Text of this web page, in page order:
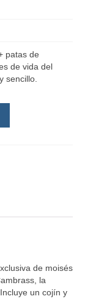
patas de
de vida del
sencillo.
de moisés
la
un cojín y